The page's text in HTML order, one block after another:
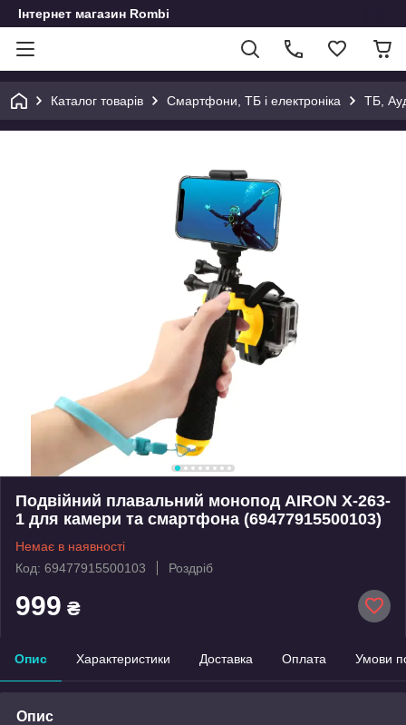
Інтернет магазин Rombi
Каталог товарів Смартфони, ТБ і електроніка ТБ,
Подвійний плавальний монопод AIRON X-263-
1 для камери та смартфона (69477915500103)
Немає в наявності
Код: 69477915500103
Роздріб
999 ₴
Опис Характеристики Доставка Оплата Умови
Опис